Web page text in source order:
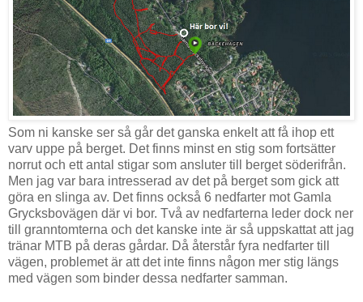
Som ni kanske ser så går det ganska enkelt att få ihop ett
varv uppe på berget. Det finns minst en stig som fortsätter
norrut och ett antal stigar som ansluter till berget söderifrån.
Men jag var bara intresserad av det på berget som gick att
göra en slinga av. Det finns också 6 nedfarter mot Gamla
Grycksbovägen där vi bor. Två av nedfarterna leder dock ner
till granntomterna och det kanske inte är så uppskattat att jag
tränar MTB på deras gårdar. Då återstår fyra nedfarter till
vägen, problemet är att det inte finns någon mer stig längs
med vägen som binder dessa nedfarter samman.